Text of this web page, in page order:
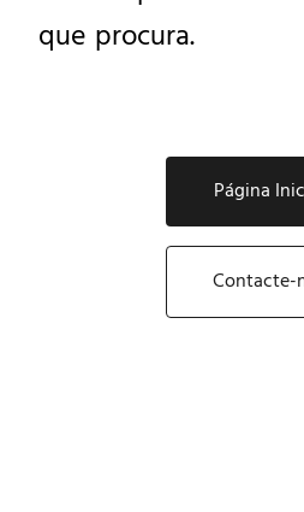
que procura.
Página
Contacte-